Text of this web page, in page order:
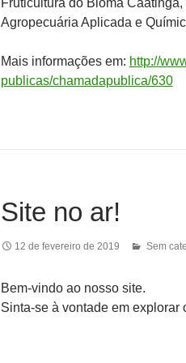
Fruticultura do Bioma
Agropecuária Aplicada e
Mais informações em: http://
publicas/chamadapublica/630
Site no ar!
12 de fevereiro de 2019 Sem
Bem-vindo ao nosso site.
Sinta-se à vontade em